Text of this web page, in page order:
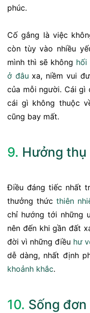
phúc.
Cố gắng là việc
còn tùy vào nhiều
mình thì sẽ không hối
ở đâu xa, niềm vui
của mỗi người. Cái gì
cái gì không thuộc
cũng bay mất.
9. Hưởng
Điều đáng tiếc nhất
thưởng thức thiên
chỉ hướng tới những
nên đến khi gần đất
đời vì những điều hư
dễ dàng, nhất định
khoảnh khắc.
10. Sống đơn